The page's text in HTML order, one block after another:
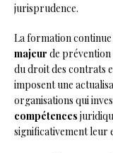
jurisprudence.
La formation continue
majeur de prévention
du droit des contrats
imposent une
organisations qui
compétences
significativement leur